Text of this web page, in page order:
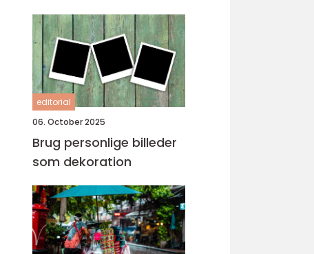
editorial
06. October 2025
Brug personlige billeder
som dekoration